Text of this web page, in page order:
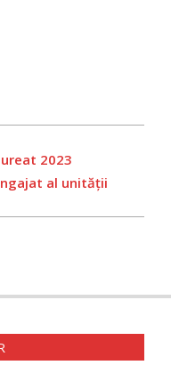
2023
al unității